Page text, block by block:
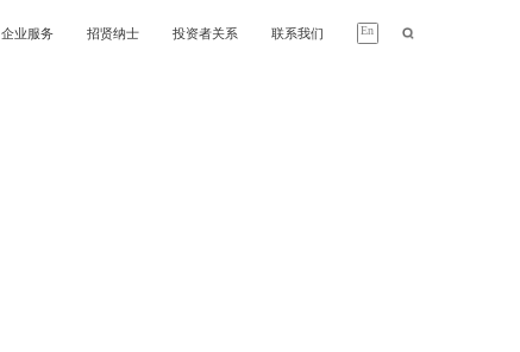
企业服务 招贤纳士 投资者关系 联系我们 En